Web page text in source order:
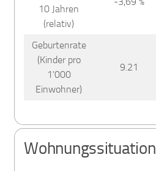
10 Jahren
(relativ)
Geburtenrate
(Kinder pro
1'000
Einwohner)
9.21
Wohnungssituation